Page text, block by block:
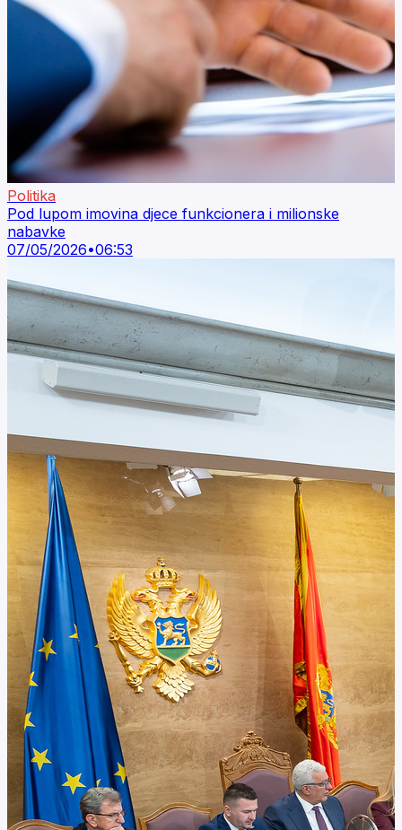
Politika
Pod lupom imovina djece funkcionera i milionske
nabavke
07/05/2026•06:53